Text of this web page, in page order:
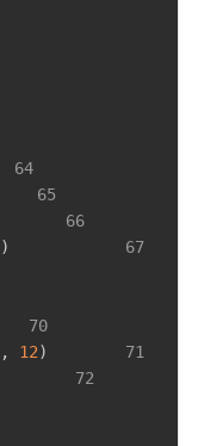
64
65
66
67
)
70
71
, 12)
72